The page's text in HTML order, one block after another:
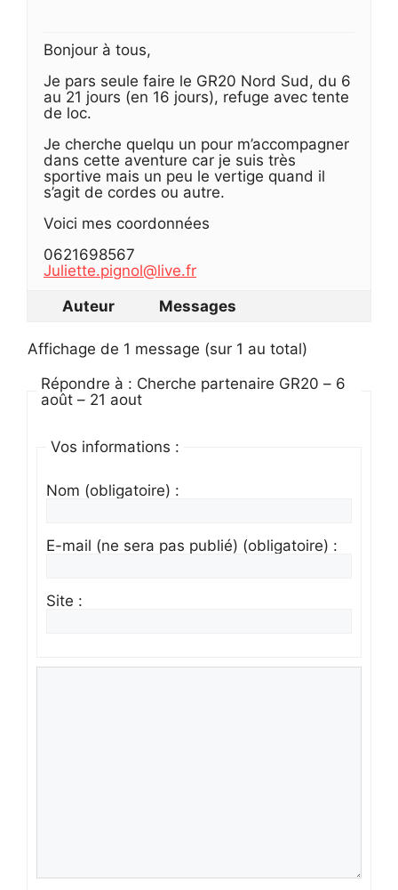
Bonjour à tous,
Je pars seule faire le GR20 Nord Sud, du 6
au 21 jours (en 16 jours), refuge avec tente
de loc.
Je cherche quelqu un pour m’accompagner
dans cette aventure car je suis très
sportive mais un peu le vertige quand il
s’agit de cordes ou autre.
Voici mes coordonnées
0621698567
Juliette.pignol@live.fr
Auteur
Messages
Affichage de 1 message (sur 1 au total)
Répondre à : Cherche partenaire GR20 – 6
août – 21 aout
Vos informations :
Nom (obligatoire) :
E-mail (ne sera pas publié) (obligatoire) :
Site :